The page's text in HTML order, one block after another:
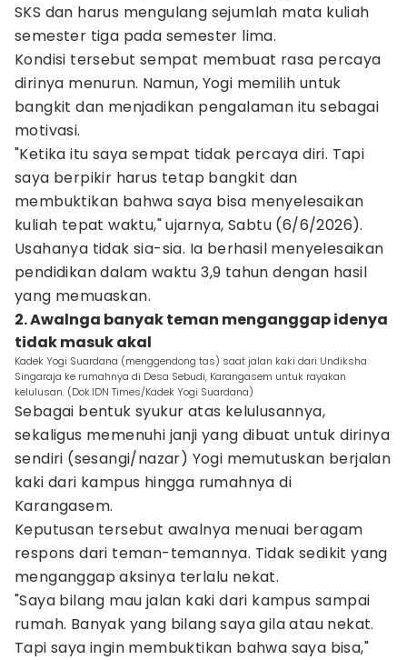
SKS dan harus mengulang sejumlah mata kuliah
semester tiga pada semester lima.
Kondisi tersebut sempat membuat rasa percaya
dirinya menurun. Namun, Yogi memilih untuk
bangkit dan menjadikan pengalaman itu sebagai
motivasi.
"Ketika itu saya sempat tidak percaya diri. Tapi
saya berpikir harus tetap bangkit dan
membuktikan bahwa saya bisa menyelesaikan
kuliah tepat waktu," ujarnya, Sabtu (6/6/2026).
Usahanya tidak sia-sia. Ia berhasil menyelesaikan
pendidikan dalam waktu 3,9 tahun dengan hasil
yang memuaskan.
2. Awalnga banyak teman menganggap idenya
tidak masuk akal
Kadek Yogi Suardana (menggendong tas) saat jalan kaki dari Undiksha
Singaraja ke rumahnya di Desa Sebudi, Karangasem untuk rayakan
kelulusan. (Dok.IDN Times/Kadek Yogi Suardana)
Sebagai bentuk syukur atas kelulusannya,
sekaligus memenuhi janji yang dibuat untuk dirinya
sendiri (sesangi/nazar) Yogi memutuskan berjalan
kaki dari kampus hingga rumahnya di
Karangasem.
Keputusan tersebut awalnya menuai beragam
respons dari teman-temannya. Tidak sedikit yang
menganggap aksinya terlalu nekat.
"Saya bilang mau jalan kaki dari kampus sampai
rumah. Banyak yang bilang saya gila atau nekat.
Tapi saya ingin membuktikan bahwa saya bisa,"